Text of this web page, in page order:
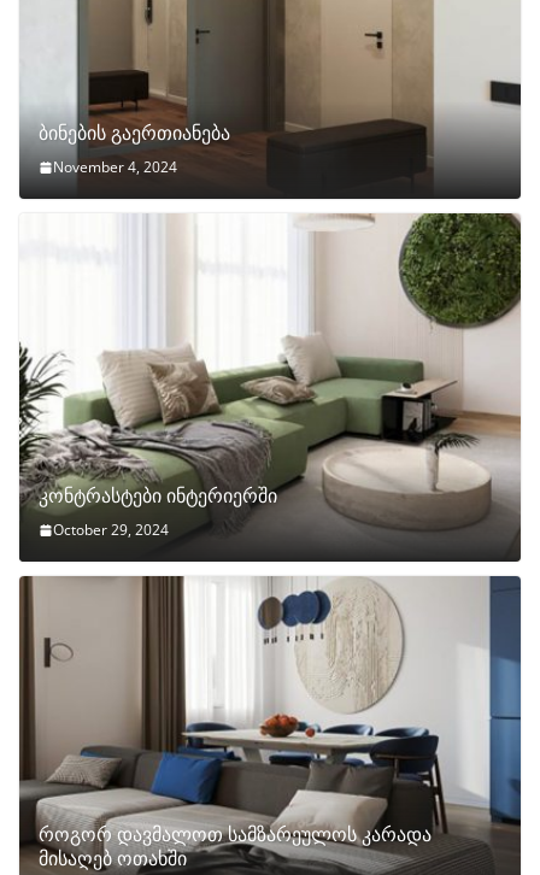
ბინების გაერთიანება
November 4, 2024
კონტრასტები ინტერიერში
October 29, 2024
როგორ დავმალოთ სამზარეულოს კარადა
მისაღებ ოთახში